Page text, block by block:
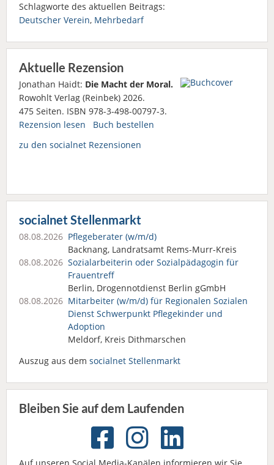
Schlagworte des aktuellen Beitrags:
Deutscher Verein, Mehrbedarf
Aktuelle Rezension
Jonathan Haidt: Die Macht der Moral.
Rowohlt Verlag (Reinbek) 2026.
475 Seiten. ISBN 978-3-498-00797-3.
Rezension lesen
Buch bestellen
zu den socialnet Rezensionen
socialnet Stellenmarkt
08.08.2026 Pflegeberater (w/m/d)
Backnang, Landratsamt Rems-Murr-Kreis
08.08.2026 Sozialarbeiterin oder Sozialpädagogin für
Frauentreff
Berlin, Drogennotdienst Berlin gGmbH
08.08.2026 Mitarbeiter (w/m/d) für Regionalen Sozialen
Dienst Schwerpunkt Pflegekinder und
Adoption
Meldorf, Kreis Dithmarschen
Auszug aus dem socialnet Stellenmarkt
Bleiben Sie auf dem Laufenden